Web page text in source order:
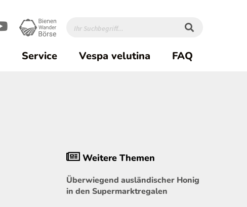
Service Vespa velutina FAQ
Weitere Themen
Überwiegend ausländischer Honig
in den Supermarktregalen